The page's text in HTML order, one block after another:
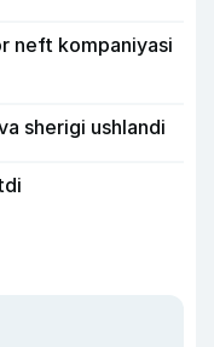
neft kompaniyasi
sherigi ushlandi